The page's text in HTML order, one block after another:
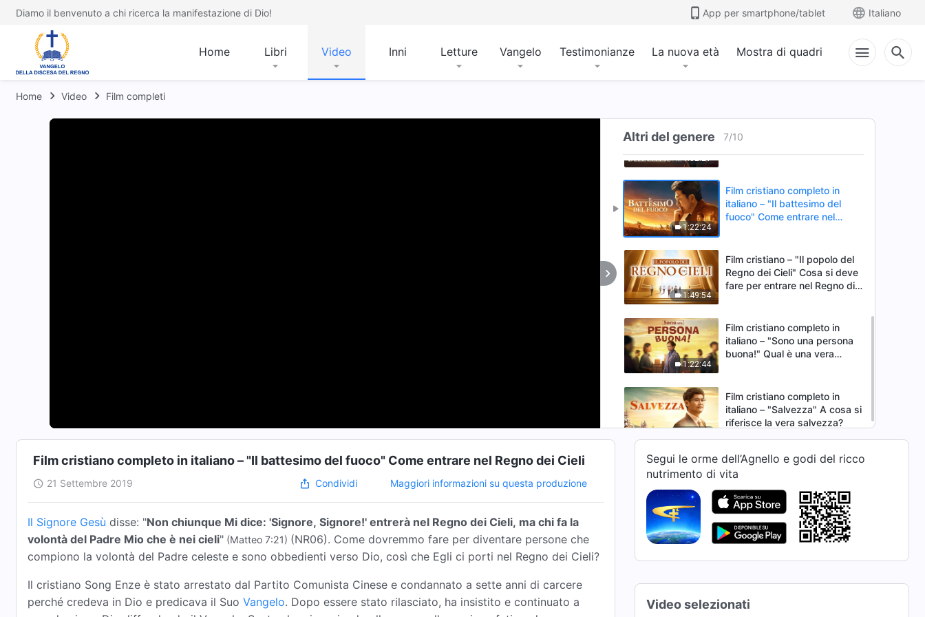
Diamo il benvenuto a chi ricerca la manifestazione di Dio! App per smartphone/tablet Italiano
Home Libri Video Inni Letture Vangelo Testimonianze La nuova età Mostra di quadri
Home Video Film completi
Altri del genere 7/10
1:42:05
fede cristiana
Film cristiano completo in
italiano – "Raccogliere frutti di
1:02:21
Film cristiano completo in
italiano "Prima dell'elezione" –
1:22:24
Film cristiano completo in
italiano – "Il battesimo del
fuoco" Come entrare nel
1:49:54
Film cristiano – "Il popolo del
Regno dei Cieli" Cosa si deve
fare per entrare nel Regno di
1:22:44
Film cristiano completo in
italiano – "Sono una persona
buona!" Qual è una vera
Film cristiano completo in
italiano – "Salvezza" A cosa si
riferisce la vera salvezza?
Film cristiano completo in italiano – "Il battesimo del fuoco" Come entrare nel Regno dei Cieli
21 Settembre 2019 Condividi Maggiori informazioni su questa produzione
Il Signore Gesù disse: "Non chiunque Mi dice: 'Signore, Signore!' entrerà nel Regno dei Cieli, ma chi fa la
volontà del Padre Mio che è nei cieli" (Matteo 7:21) (NR06). Come dovremmo fare per diventare persone che
compiono la volontà del Padre celeste e sono obbedienti verso Dio, così che Egli ci porti nel Regno dei Cieli?
Il cristiano Song Enze è stato arrestato dal Partito Comunista Cinese e condannato a sette anni di carcere
perché credeva in Dio e predicava il Suo Vangelo. Dopo essere stato rilasciato, ha insistito e continuato a
Segui le orme dell’Agnello e godi del ricco
nutrimento di vita
Video selezionati